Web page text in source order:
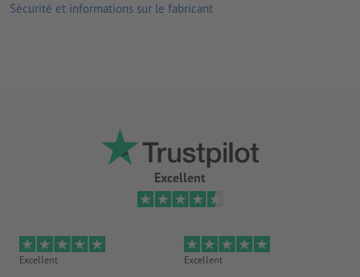
Lescommentairessont supprimés et ne seront ainsi pas
Sécurité et informations sur le fabricant
Excellent
Excellent Excellent